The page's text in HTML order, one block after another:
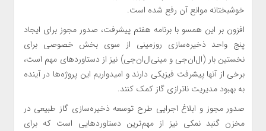
خوشبختانه موانع آن رفع شده است.
افزون بر این همسو با برنامه هفتم پیشرفت، صدور مجوز برای ایجاد
پنج واحد ذخیره‌سازی روزمینی از سوی بخش خصوصی برای
نخستین بار (ال‌ان‌جی و مینی‌ال‌ان‌جی) نیز از دستاورد‌های مهم است،
برخی از آنها پیشرفت فیزیکی دارند و امیدواریم این پروژه‌ها در آینده
به بهبود مدیریت ناترازی گاز کمک کنند.
صدور مجوز و ابلاغ اجرایی طرح توسعه ذخیره‌سازی گاز طبیعی در
مخزن گنبد نمکی نیز از مهم‌ترین دستاورد‌هایی است که برای